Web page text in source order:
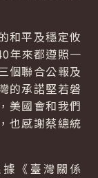
和平及穩定攸
年來都遵照一
個聯合公報及
的承諾堅若磐
美國會和我們
也感謝蔡總統
《臺灣關係